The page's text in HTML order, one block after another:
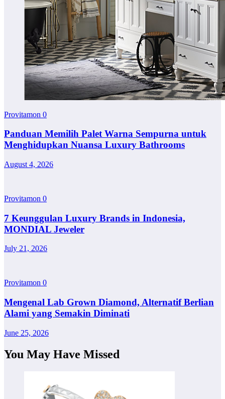
Provitamon 0
Panduan Memilih Palet Warna Sempurna untuk
Menghidupkan Nuansa Luxury Bathrooms
August 4, 2026
Provitamon 0
7 Keunggulan Luxury Brands in Indonesia,
MONDIAL Jeweler
July 21, 2026
Provitamon 0
Mengenal Lab Grown Diamond, Alternatif Berlian
Alami yang Semakin Diminati
June 25, 2026
You May Have Missed